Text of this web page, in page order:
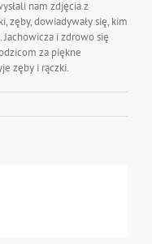
nam zdjęcia z
zęby, dowiadywały się, kim
Jachowicza i zdrowo się
za piękne
zęby i rączki.